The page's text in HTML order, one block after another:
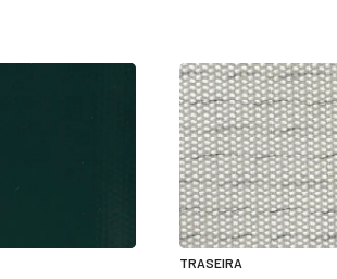
TRASEIRA